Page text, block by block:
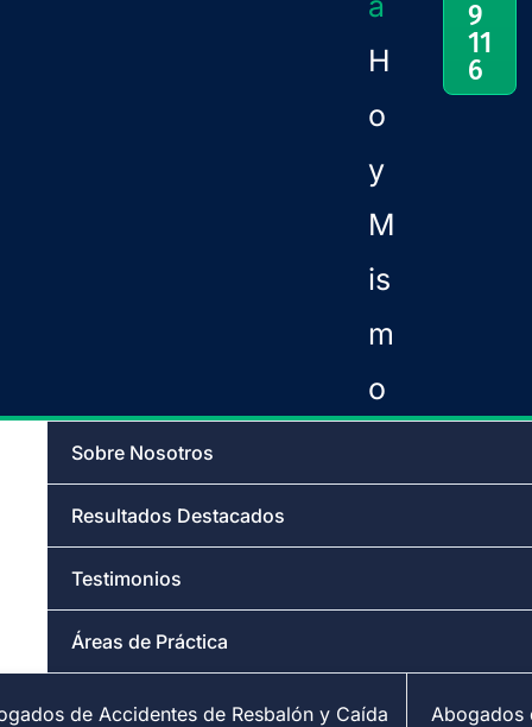
H
o
y
M
is
m
o
9
11
6
Sobre Nosotros
Resultados Destacados
Testimonios
Áreas de Práctica
de Accidentes de Resbalón y Caída Abogados